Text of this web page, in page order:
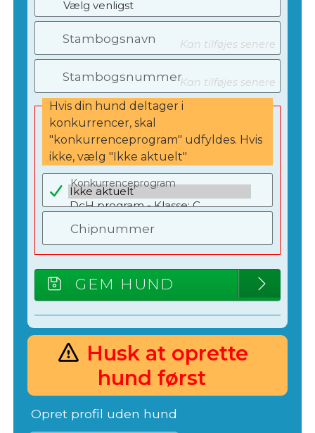
Stambogsnavn Kan tilføjes senere
StambogsnummerKan tilføjes senere
Hvis din hund deltager i
konkurrencer, skal
"konkurrenceprogram" udfyldes. Hvis
ikke, vælg "Ikke aktuelt"
Konkurrenceprogram
Chipnummer
GEM HUND
Husk at oprette
hund først
Opret profil uden hund